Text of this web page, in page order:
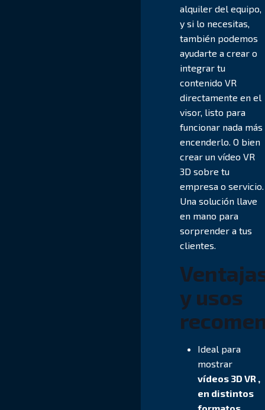
alquiler del equipo,
y si lo necesitas,
también podemos
ayudarte a crear o
integrar tu
contenido VR
directamente en el
visor, listo para
funcionar nada más
encenderlo. O bien
crear un vídeo VR
3D sobre tu
empresa o servicio.
Una solución llave
en mano para
sorprender a tus
clientes.
y usos
Ideal para
mostrar
vídeos 3D VR ,
en distintos
formatos,